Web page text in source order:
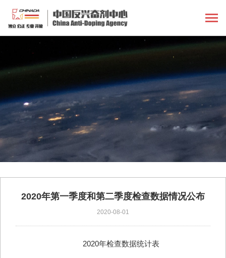
2020年第一季度和第二季度检查数据情况公布
2020-08-01
2020年检查数据统计表